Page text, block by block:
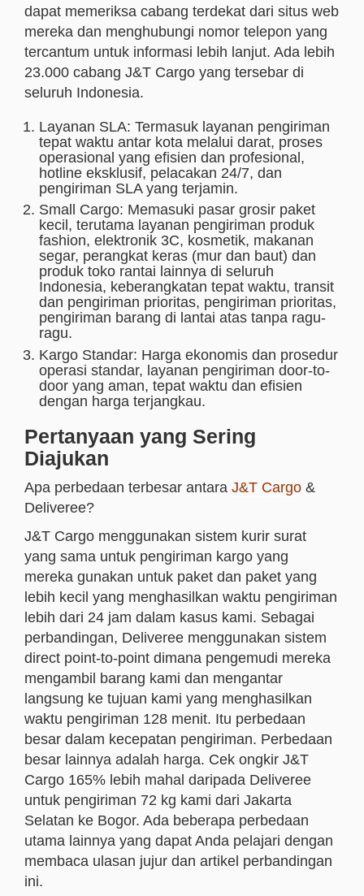
dapat memeriksa cabang terdekat dari situs web
mereka dan menghubungi nomor telepon yang
tercantum untuk informasi lebih lanjut. Ada lebih
23.000 cabang J&T Cargo yang tersebar di
seluruh Indonesia.
Layanan SLA: Termasuk layanan pengiriman
tepat waktu antar kota melalui darat, proses
operasional yang efisien dan profesional,
hotline eksklusif, pelacakan 24/7, dan
pengiriman SLA yang terjamin.
Small Cargo: Memasuki pasar grosir paket
kecil, terutama layanan pengiriman produk
fashion, elektronik 3C, kosmetik, makanan
segar, perangkat keras (mur dan baut) dan
produk toko rantai lainnya di seluruh
Indonesia, keberangkatan tepat waktu, transit
dan pengiriman prioritas, pengiriman prioritas,
pengiriman barang di lantai atas tanpa ragu-
ragu.
Kargo Standar: Harga ekonomis dan prosedur
operasi standar, layanan pengiriman door-to-
door yang aman, tepat waktu dan efisien
dengan harga terjangkau.
Pertanyaan yang Sering
Diajukan
Apa perbedaan terbesar antara J&T Cargo &
Deliveree?
J&T Cargo menggunakan sistem kurir surat
yang sama untuk pengiriman kargo yang
mereka gunakan untuk paket dan paket yang
lebih kecil yang menghasilkan waktu pengiriman
lebih dari 24 jam dalam kasus kami. Sebagai
perbandingan, Deliveree menggunakan sistem
direct point-to-point dimana pengemudi mereka
mengambil barang kami dan mengantar
langsung ke tujuan kami yang menghasilkan
waktu pengiriman 128 menit. Itu perbedaan
besar dalam kecepatan pengiriman. Perbedaan
besar lainnya adalah harga. Cek ongkir J&T
Cargo 165% lebih mahal daripada Deliveree
untuk pengiriman 72 kg kami dari Jakarta
Selatan ke Bogor. Ada beberapa perbedaan
utama lainnya yang dapat Anda pelajari dengan
membaca ulasan jujur dan artikel perbandingan
ini.